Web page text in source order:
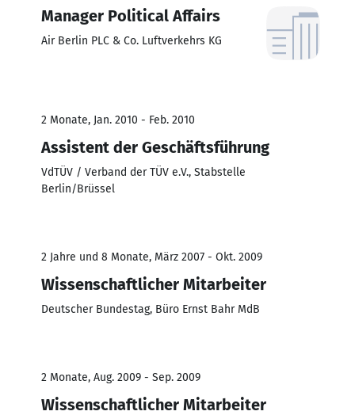
Manager Political Affairs
Air Berlin PLC & Co. Luftverkehrs KG
2 Monate, Jan. 2010 - Feb. 2010
Assistent der Geschäftsführung
VdTÜV / Verband der TÜV e.V., Stabstelle
Berlin/Brüssel
2 Jahre und 8 Monate, März 2007 - Okt. 2009
Wissenschaftlicher Mitarbeiter
Deutscher Bundestag, Büro Ernst Bahr MdB
2 Monate, Aug. 2009 - Sep. 2009
Wissenschaftlicher Mitarbeiter